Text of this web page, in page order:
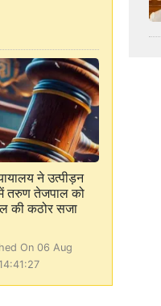
ने उत्पीड़न
तरुण तेजपाल को
की कठोर सजा
On 06 Aug